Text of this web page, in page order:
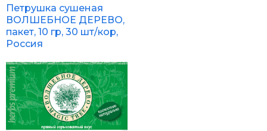
Петрушка сушеная
ВОЛШЕБНОЕ ДЕРЕВО,
пакет, 10 гр, 30 шт/кор,
Россия